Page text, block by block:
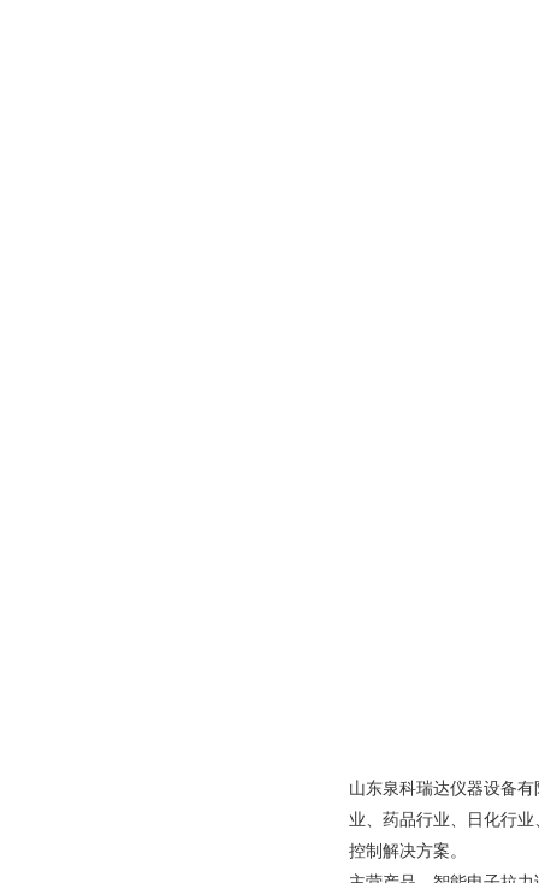
山东泉科瑞达仪器设备
业、药品行业、日化行
控制解决方案。